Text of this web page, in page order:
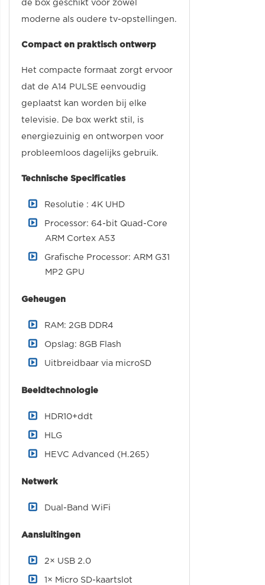
de box geschikt voor zowel
moderne als oudere tv-opstellingen.
Compact en praktisch ontwerp
Het compacte formaat zorgt ervoor
dat de A14 PULSE eenvoudig
geplaatst kan worden bij elke
televisie. De box werkt stil, is
energiezuinig en ontworpen voor
probleemloos dagelijks gebruik.
Technische Specificaties
Resolutie : 4K UHD
Processor: 64-bit Quad-Core
ARM Cortex A53
Grafische Processor: ARM G31
MP2 GPU
Geheugen
RAM: 2GB DDR4
Opslag: 8GB Flash
Uitbreidbaar via microSD
Beeldtechnologie
HDR10+ddt
HLG
HEVC Advanced (H.265)
Netwerk
Dual-Band WiFi
Aansluitingen
2× USB 2.0
1× Micro SD-kaartslot